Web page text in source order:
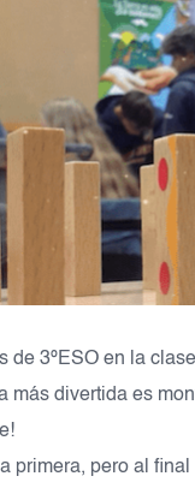
de 3ºESO en la
más divertida es
primera, pero al final